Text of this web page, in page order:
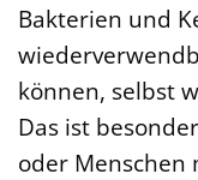
Bakterien und
können, selbst
Das ist
oder